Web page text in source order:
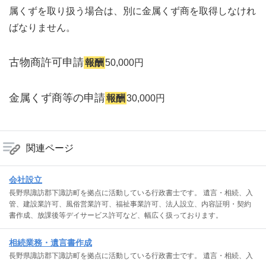
属くずを取り扱う場合は、別に金属くず商を取得しなけれ
ばなりません。
古物商許可申請報酬 50,000円
金属くず商等の申請報酬 30,000円
関連ページ
会社設立
長野県諏訪郡下諏訪町を拠点に活動している行政書士です。 遺言・相続、入
管、建設業許可、風俗営業許可、福祉事業許可、法人設立、内容証明・契約
書作成、放課後等デイサービス許可など、幅広く扱っております。
相続業務・遺言書作成
長野県諏訪郡下諏訪町を拠点に活動している行政書士です。 遺言・相続、入